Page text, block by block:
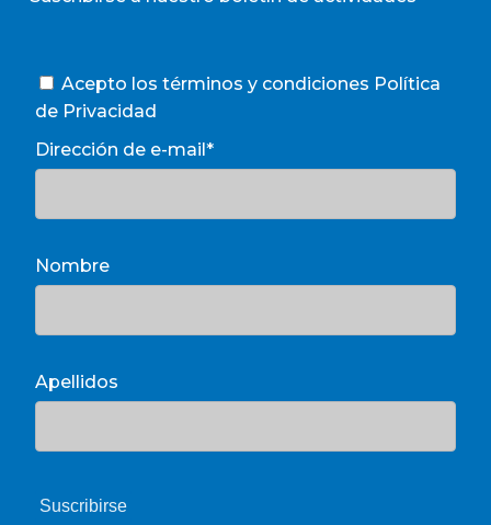
Acepto los términos y condiciones Política
de Privacidad
Dirección de e-mail*
Nombre
Apellidos